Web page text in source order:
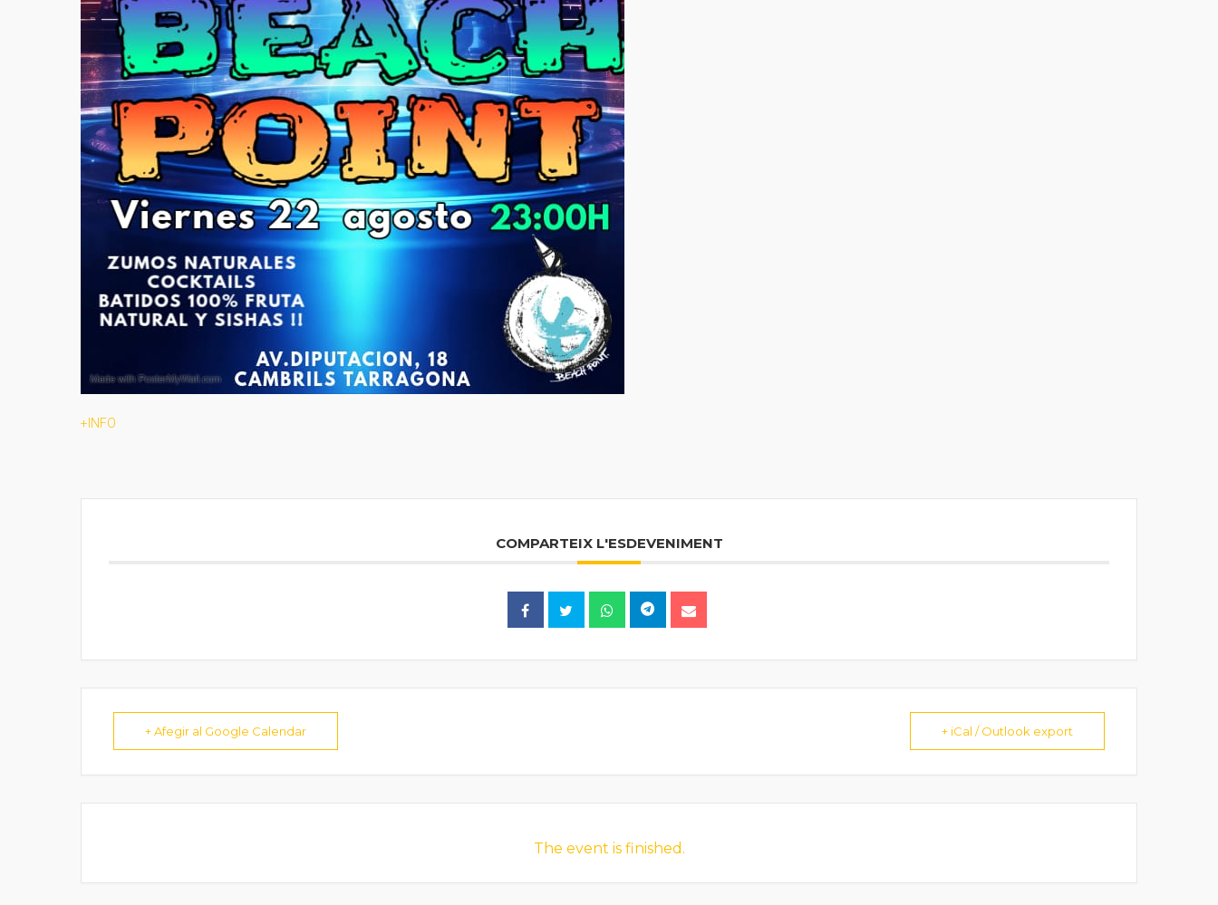
+INFO
COMPARTEIX L'ESDEVENIMENT
+ Afegir al Google Calendar + iCal / Outlook export
The event is finished.